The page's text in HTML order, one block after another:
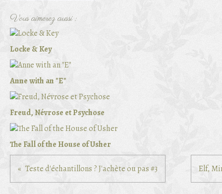
Vous aimerez aussi :
Locke & Key
Anne with an "E"
Freud, Névrose et Psychose
The Fall of the House of Usher
Teste d'échantillons ? J'achète ou pas #3 Elf,